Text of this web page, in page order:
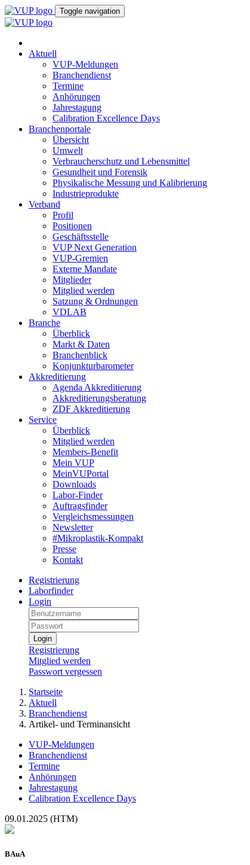
Toggle navigation
Aktuell
VUP-Meldungen
Branchendienst
Termine
Anhörungen
Jahrestagung
Calibration Excellence Days
Branchenportale
Übersicht
Umwelt
Verbraucherschutz und Lebensmittel
Gesundheit und Forensik
Physikalische Messung und Kalibrierung
Industrieprodukte
Verband
Profil
Positionen
Geschäftsstelle
VUP Next Generation
VUP-Gremien
Externe Mandate
Mitglieder
Mitglied werden
Satzung & Ordnungen
VDLAB
Branche
Überblick
Markt & Daten
Branchenblick
Konjunkturbarometer
Akkreditierung
Agenda Akkreditierung
Akkreditierungsberatung
ZDF Akkreditierung
Service
Überblick
Mitglied werden
Members-Benefit
Mein VUP
MeinVUPortal
Downloads
Labor-Finder
Auftragsfinder
Vergleichsmessungen
Newsletter
#Mikroplastik-Kompakt
Presse
Kontakt
Registrierung
Laborfinder
Login
Login
Registrierung
Mitglied werden
Passwort vergessen
Startseite
Aktuell
Branchendienst
Artikel- und Terminansicht
VUP-Meldungen
Branchendienst
Termine
Anhörungen
Jahrestagung
Calibration Excellence Days
09.01.2025 (HTM)
BAuA